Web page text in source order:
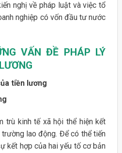
nghị về pháp luật và việc tổ
nghiệp có vốn đầu tư nước
VẤN ĐỀ PHÁP LÝ
tiền lương
trù kinh tế xã hội thể hiện kết
lao động. Để có thể tiến
kết hợp của hai yếu tố cơ bản